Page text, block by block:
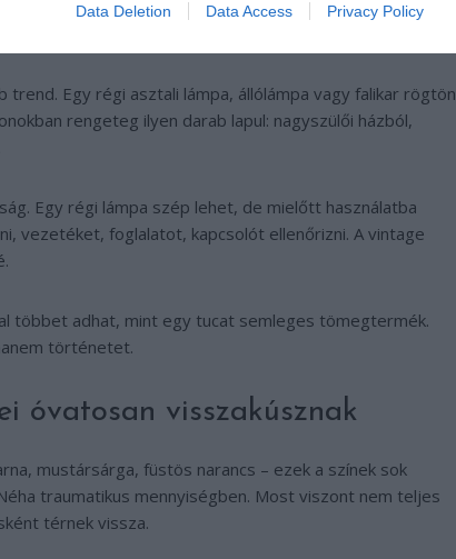
Data Deletion Data Access Privacy Policy
főszereplője
Egy régi asztali lámpa, állólámpa vagy falikar rögtön
rengeteg ilyen darab lapul: nagyszülői házból,
Egy régi lámpa szép lehet, de mielőtt használatba
vezetéket, foglalatot, kapcsolót ellenőrizni. A vintage
többet adhat, mint egy tucat semleges tömegtermék.
történetet.
óvatosan visszakúsznak
mustársárga, füstös narancs – ezek a színek sok
traumatikus mennyiségben. Most viszont nem teljes
térnek vissza.